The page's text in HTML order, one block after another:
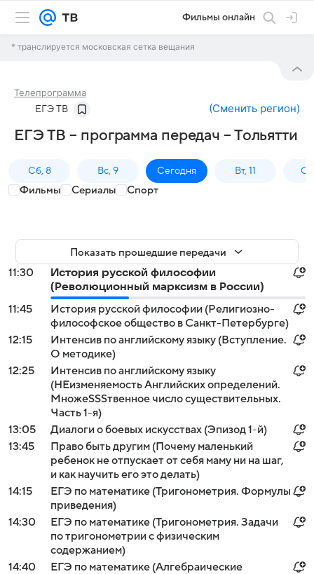
Фильмы онлайн
* транслируется московская сетка вещания
Телепрограмма
ЕГЭ ТВ (Сменить регион)
ЕГЭ ТВ – программа передач – Тольятти
Сб, 8 Вс, 9 Сегодня Вт, 11
Фильмы Сериалы Спорт
Показать прошедшие передачи
11:30
История русской философии
(Революционный марксизм в России)
11:45
История русской философии (Религиозно-
философское общество в Санкт-Петербурге)
12:15
Интенсив по английскому языку (Вступление.
О методике)
12:25
Интенсив по английскому языку
(НЕизменяемость Aнглийских определений.
МножeSSSтвенное число существительных.
Часть 1-я)
13:05
Диалоги о боевых искусствах (Эпизод 1-й)
13:45
Право быть другим (Почему маленький
ребенок не отпускает от себя маму ни на шаг,
и как научить его это делать)
14:15
ЕГЭ по математике (Тригонометрия. Формулы
приведения)
14:30
ЕГЭ по математике (Тригонометрия. Задачи
по тригонометрии с физическим
содержанием)
14:40
ЕГЭ по математике (Алгебраические